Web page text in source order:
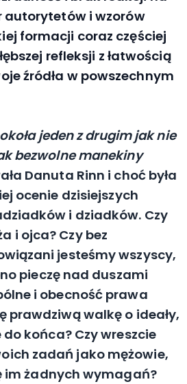
autorytetów i wzorów
formacji coraz częściej
refleksji z łatwością
źródła w powszechnym
jeden z drugim jak nie
bezwolne manekiny
Danuta Rinn i choć była
ocenie dzisiejszych
i dziadków. Czy
i ojca? Czy bez
jesteśmy wszyscy,
pieczę nad duszami
i obecność prawa
prawdziwą walkę o ideały,
końca? Czy wreszcie
zadań jako mężowie,
im żadnych wymagań?